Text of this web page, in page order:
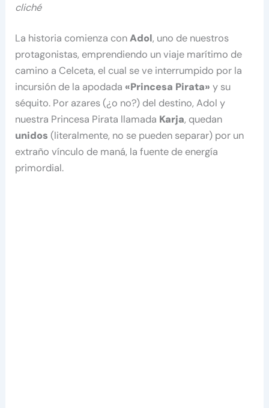
cliché
La historia comienza conAdol, uno de nuestros
protagonistas, emprendiendo un viaje marítimo de
camino a Celceta, el cual se ve interrumpido por la
incursión de la apodada «Princesa Pirata» y su
séquito. Por azares (¿o no?) del destino, Adol y
nuestra Princesa Pirata llamada Karja, quedan
unidos (literalmente, no se pueden separar) por un
extraño vínculo de maná, la fuente de energía
primordial.